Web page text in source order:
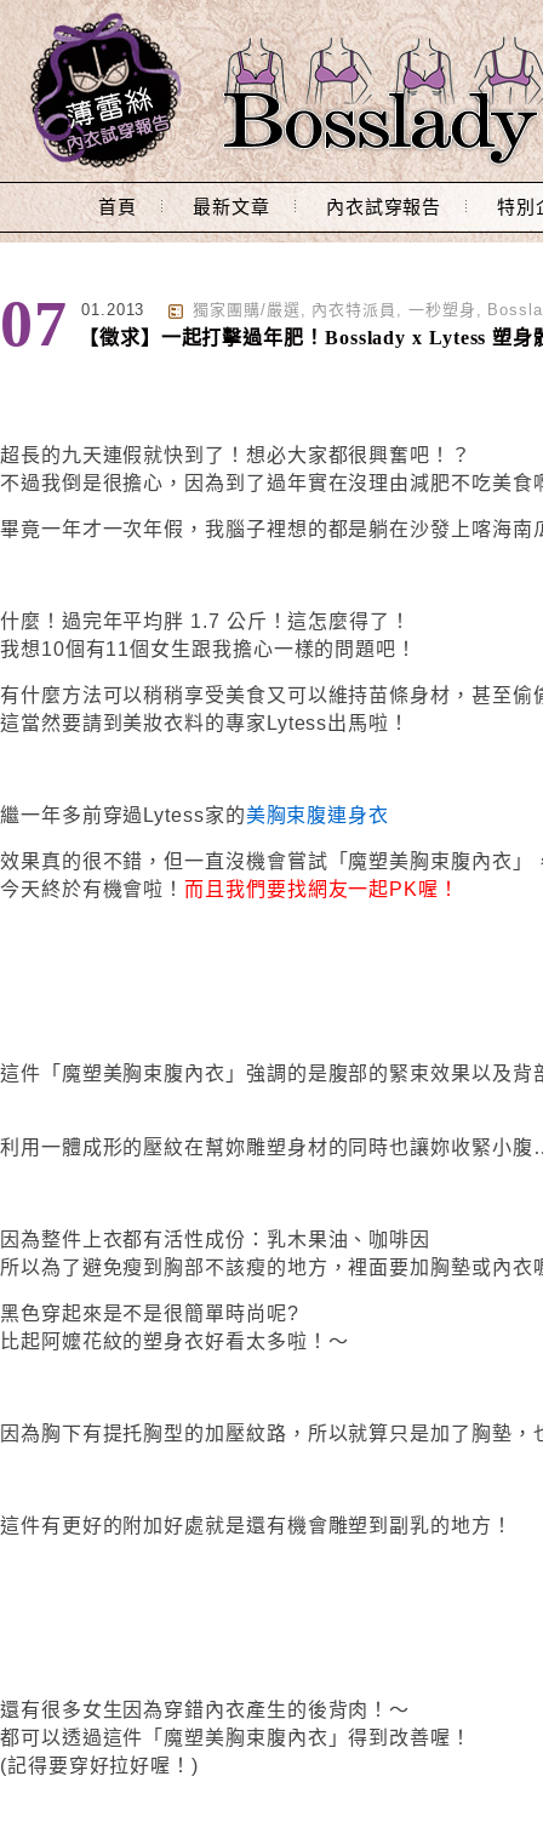
Main Menu
首頁 最新文章 內衣試穿報告 特別
07 01.2013 獨家團購/嚴選, 內衣特派員 , 一秒塑身 ,
【徵求】一起打擊過年肥！Bosslady x Lytess 塑身
超長的九天連假就快到了！想必大家都很興奮吧！？
不過我倒是很擔心，因為到了過年實在沒理由減肥不吃美食
畢竟一年才一次年假，我腦子裡想的都是躺在沙發上喀海
什麼！過完年平均胖 1.7 公斤！這怎麼得了！
我想10個有11個女生跟我擔心一樣的問題吧！
有什麼方法可以稍稍享受美食又可以維持苗條身材，甚至偷
這當然要請到美妝衣料的專家Lytess出馬啦！
繼一年多前穿過Lytess家的美胸束腹連身衣
效果真的很不錯，但一直沒機會嘗試「魔塑美胸束腹內衣」
今天終於有機會啦！ 而且我們要找網友一起PK喔！
這件「魔塑美胸束腹內衣」強調的是腹部的緊束效果以及背
利用一體成形的壓紋在幫妳雕塑身材的同時也讓妳收緊小
因為整件上衣都有活性成份：乳木果油、咖啡因
所以為了避免瘦到胸部不該瘦的地方，裡面要加胸墊或內衣
黑色穿起來是不是很簡單時尚呢?
比起阿嬤花紋的塑身衣好看太多啦！～
因為胸下有提托胸型的加壓紋路，所以就算只是加了胸墊
這件有更好的附加好處就是還有機會雕塑到副乳的地方！
還有很多女生因為穿錯內衣產生的後背肉！～
都可以透過這件「魔塑美胸束腹內衣」得到改善喔！
(記得要穿好拉好喔！)